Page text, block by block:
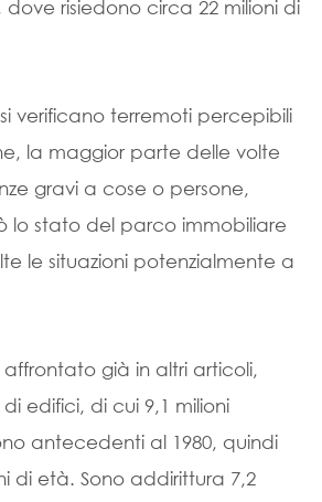
dove risiedono circa 22 milioni di
verificano terremoti percepibili
la maggior parte delle volte
gravi a cose o persone,
lo stato del parco immobiliare
le situazioni potenzialmente a
già in altri articoli,
di edifici, di cui 9,1 milioni
antecedenti al 1980, quindi
di età. Sono addirittura 7,2